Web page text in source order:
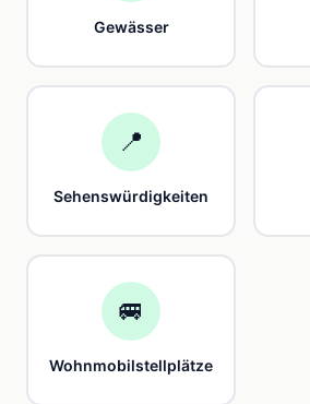
Gewässer
📍
Sehenswürdigkeiten
🚐
Wohnmobilstellplätze